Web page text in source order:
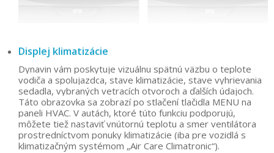
Displej klimatizácie
Dynavin vám poskytuje vizuálnu spätnú väzbu o teplote
vodiča a spolujazdca, stave klimatizácie, stave vyhrievania
sedadla, vybraných vetracích otvoroch a ďalších údajoch.
Táto obrazovka sa zobrazí po stlačení tlačidla MENU na
paneli HVAC. V autách, ktoré túto funkciu podporujú,
môžete tiež nastaviť vnútornú teplotu a smer ventilátora
prostredníctvom ponuky klimatizácie (iba pre vozidlá s
klimatizačným systémom „Air Care Climatronic“).